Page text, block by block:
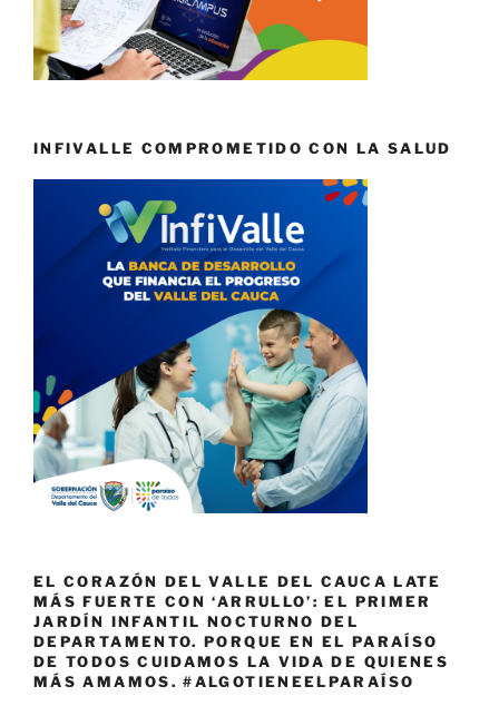
INFIVALLE COMPROMETIDO CON LA SALUD
EL CORAZÓN DEL VALLE DEL CAUCA LATE
MÁS FUERTE CON ‘ARRULLO’: EL PRIMER
JARDÍN INFANTIL NOCTURNO DEL
DEPARTAMENTO. PORQUE EN EL PARAÍSO
DE TODOS CUIDAMOS LA VIDA DE QUIENES
MÁS AMAMOS. #ALGOTIENEELPARAÍSO